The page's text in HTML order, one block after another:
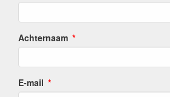
Achternaam
E-mail